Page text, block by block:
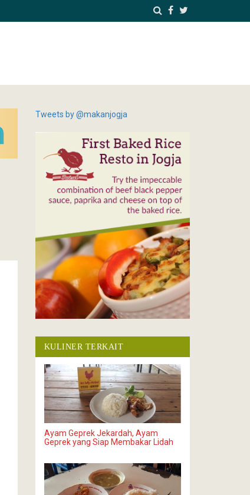
Tweets by @makanjogja
KULINER TERKAIT
Ayam Geprek Jekardah, Ayam
Geprek yang Siap Membakar Lidah